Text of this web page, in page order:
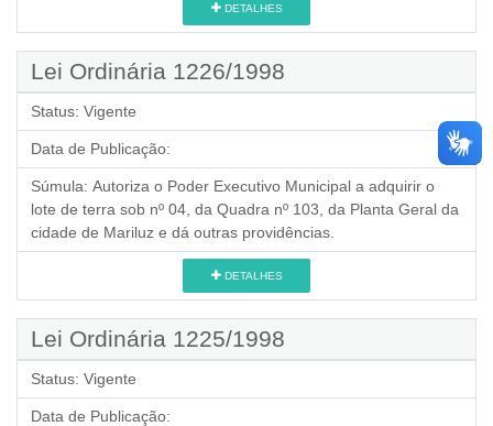
DETALHES
Lei Ordinária 1226/1998
Status: Vigente
Data de Publicação:
Súmula: Autoriza o Poder Executivo Municipal a adquirir o
lote de terra sob nº 04, da Quadra nº 103, da Planta Geral da
cidade de Mariluz e dá outras providências.
DETALHES
Lei Ordinária 1225/1998
Status: Vigente
Data de Publicação: